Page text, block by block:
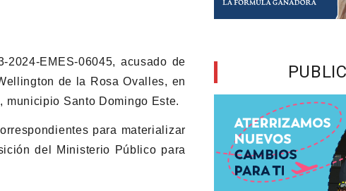
EMES-06045, acusado de
de la Rosa Ovalles, en
municipio Santo Domingo Este.
para materializar
del Ministerio Público para